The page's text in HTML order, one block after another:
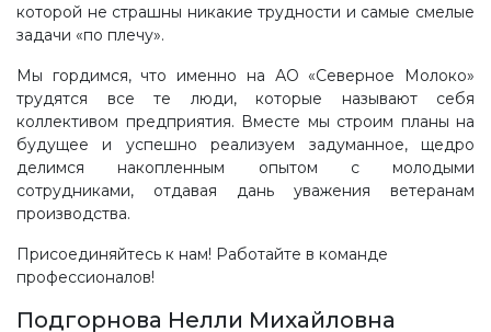
которой не страшны никакие трудности и самые смелые
задачи «по плечу».
Мы гордимся, что именно на АО «Северное Молоко»
трудятся все те люди, которые называют себя
коллективом предприятия. Вместе мы строим планы на
будущее и успешно реализуем задуманное, щедро
делимся накопленным опытом с молодыми
сотрудниками, отдавая дань уважения ветеранам
производства.
Присоединяйтесь к нам! Работайте в команде
профессионалов!
Подгорнова Нелли Михайловна